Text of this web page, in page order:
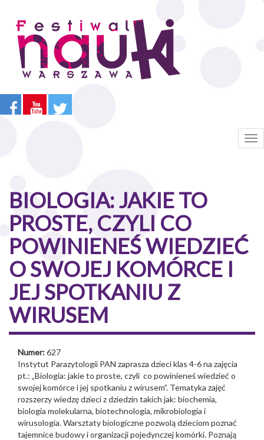
treści
BIOLOGIA: JAKIE TO
PROSTE, CZYLI CO
POWINIENEŚ WIEDZIEĆ
O SWOJEJ KOMÓRCE I
JEJ SPOTKANIU Z
WIRUSEM
Numer:627
Instytut Parazytologii PAN zaprasza dzieci klas 4-6 na zajęcia
pt.: „Biologia: jakie to proste, czyli co powinieneś wiedzieć o
swojej komórce i jej spotkaniu z wirusem”. Tematyka zajęć
rozszerzy wiedzę dzieci z dziedzin takich jak: biochemia,
biologia molekularna, biotechnologia, mikrobiologia i
wirusologia. Warsztaty biologiczne pozwolą dzieciom poznać
tajemnice budowy i organizacji pojedynczej komórki. Poznają